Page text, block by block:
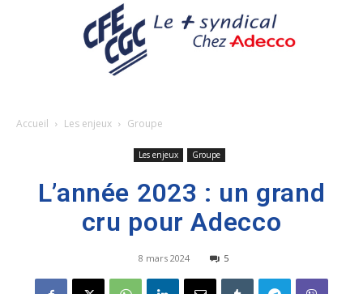
Accueil Les enjeux Groupe
Les enjeux Groupe
L’année 2023 : un grand
cru pour Adecco
8 mars 2024 5